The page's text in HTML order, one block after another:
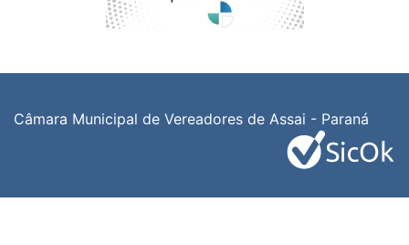
Câmara Municipal de Vereadores de Assai - Paraná